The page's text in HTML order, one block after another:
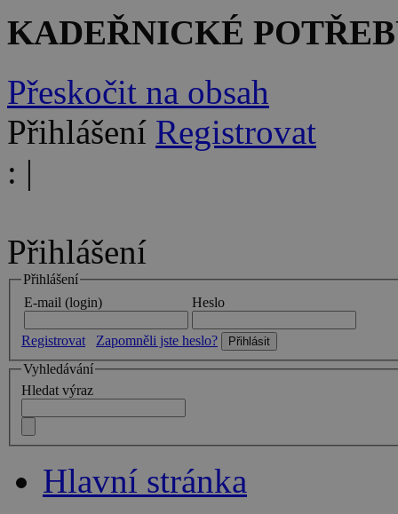
KADEŘNICKÉ
Přeskočit na obsah
Přihlášení Registrovat
: |
Přihlášení
Přihlášení
E-mail (login)
Heslo
Registrovat
Zapomněli jste heslo?
Vyhledávání
Hledat výraz
Hlavní stránka